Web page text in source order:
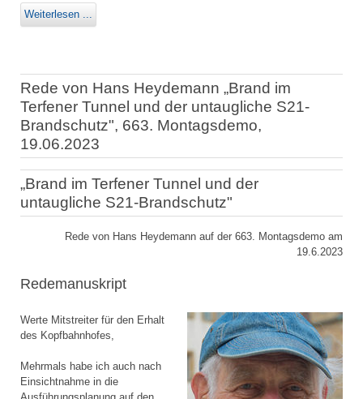
Weiterlesen ...
Rede von Hans Heydemann „Brand im
Terfener Tunnel und der untaugliche S21-
Brandschutz", 663. Montagsdemo,
19.06.2023
„Brand im Terfener Tunnel und der
untaugliche S21-Brandschutz"
Rede von Hans Heydemann auf der 663. Montagsdemo am
19.6.2023
Redemanuskript
Werte Mitstreiter für den Erhalt
des Kopfbahnhofes,
Mehrmals habe ich auch nach
Einsichtnahme in die